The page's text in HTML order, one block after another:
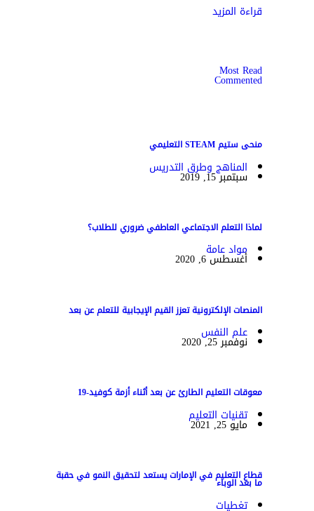
قراءة المزيد
Most Read
Commented
منحى ستيم STEAM التعليمي
المناهج وطرق التدريس
سبتمبر 15, 2019
لماذا التعلم الاجتماعي العاطفي ضروري للطلاب؟
مواد عامة
أغسطس 6, 2020
المنصات الإلكترونية تعزز القيم الإيجابية للتعلم عن بعد
علم النفس
نوفمبر 25, 2020
معوقات التعليم الطارئ عن بعد أثناء أزمة كوفيد-19
تقنيات التعليم
مايو 25, 2021
قطاع التعليم في الإمارات يستعد لتحقيق النمو في حقبة
ما بعد الوباء
تغطيات